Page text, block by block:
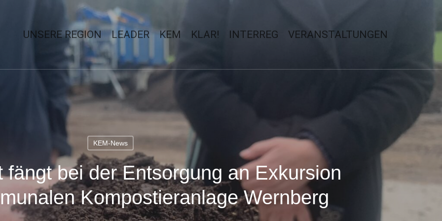
UNSERE REGION LEADER KEM KLAR! INTERREG VERANSTALTUNGEN
KEM-News
fängt bei der Entsorgung an Exkursion
Kompostieranlage Wernberg